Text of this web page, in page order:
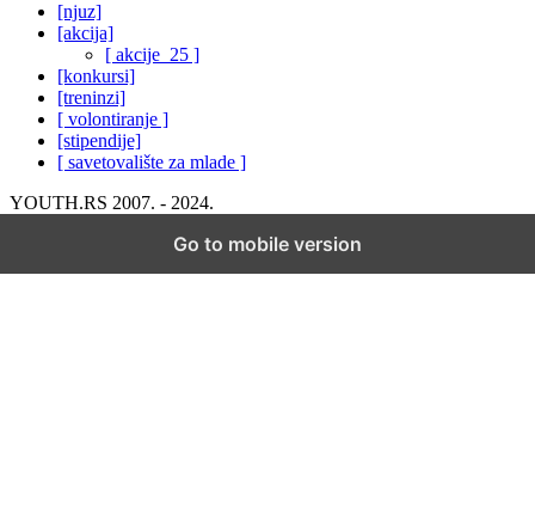
[njuz]
[akcija]
[ akcije_25 ]
[konkursi]
[treninzi]
[ volontiranje ]
[stipendije]
[ savetovalište za mlade ]
YOUTH.RS 2007. - 2024.
Go to mobile version